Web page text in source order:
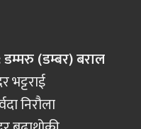
(डम्बर) बराल
भट्टराई
निरौला